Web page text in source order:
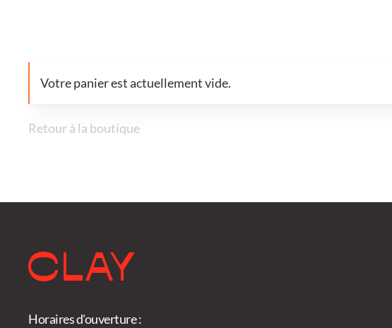
Votre panier est actuellement vide.
Retour à la boutique
Horaires d'ouverture :